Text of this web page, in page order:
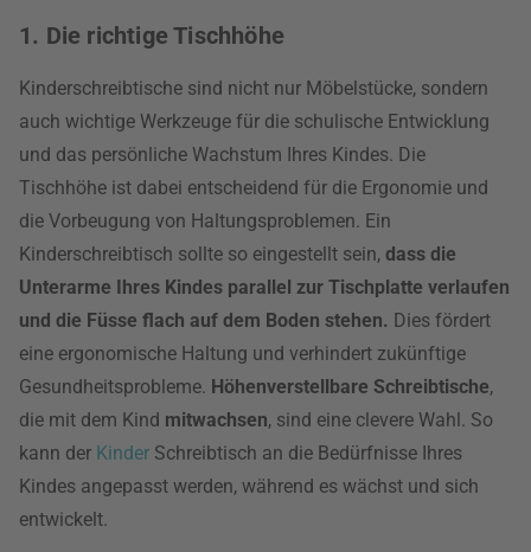
1. Die richtige Tischhöhe
Kinderschreibtische sind nicht nur Möbelstücke, sondern
auch wichtige Werkzeuge für die schulische Entwicklung
und das persönliche Wachstum Ihres Kindes. Die
Tischhöhe ist dabei entscheidend für die Ergonomie und
die Vorbeugung von Haltungsproblemen. Ein
Kinderschreibtisch sollte so eingestellt sein, dass die
Unterarme Ihres Kindes parallel zur Tischplatte verlaufen
und die Füsse flach auf dem Boden stehen. Dies fördert
eine ergonomische Haltung und verhindert zukünftige
Gesundheitsprobleme. Höhenverstellbare Schreibtische,
die mit dem Kind mitwachsen, sind eine clevere Wahl. So
kann der Kinder Schreibtisch an die Bedürfnisse Ihres
Kindes angepasst werden, während es wächst und sich
entwickelt.